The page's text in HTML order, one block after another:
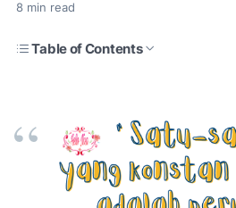
8 min read
Table of Contents